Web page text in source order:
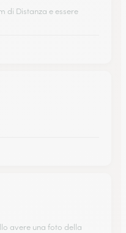
di Distanza e essere
avere una foto della